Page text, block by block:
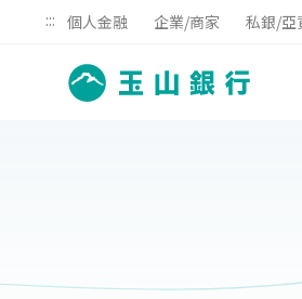
::: 個人金融 企業/商家 私銀/亞